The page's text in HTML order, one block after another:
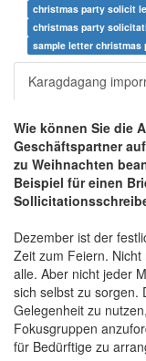
christmas party solicit
christmas party
sample letter
Karagdagang
Wie können Sie die
Geschäftspartner
zu Weihnachten
Beispiel für einen
Dezember ist der
Zeit zum Feiern.
alle. Aber nicht jeder
sich selbst zu sorgen.
Gelegenheit zu
Fokusgruppen
für Bedürftige zu